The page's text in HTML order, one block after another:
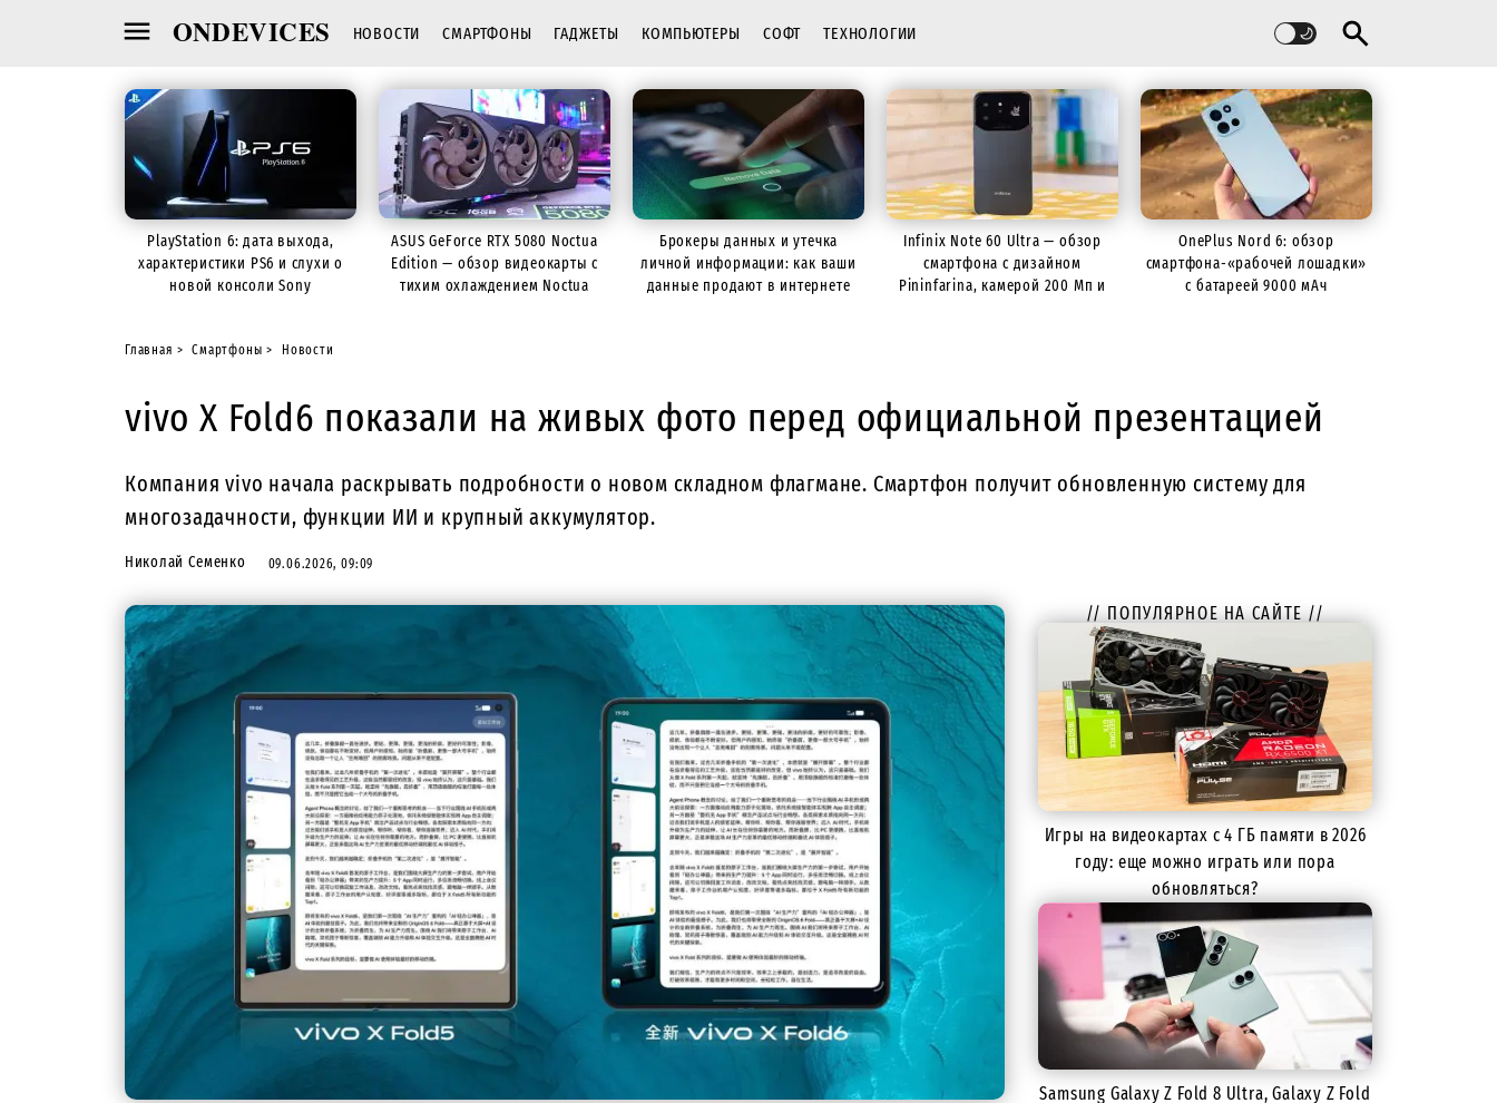
ONDEVICES НОВОСТИ СМАРТФОНЫ ГАДЖЕТЫ КОМПЬЮТЕРЫ СОФТ ТЕХНОЛОГИИ
PlayStation 6: дата выхода,
характеристики PS6 и слухи о
новой консоли Sony
ASUS GeForce RTX 5080 Noctua
Edition — обзор видеокарты с
тихим охлаждением Noctua
Брокеры данных и утечка
личной информации: как ваши
данные продают в интернете
Infinix Note 60 Ultra — обзор
смартфона с дизайном
Pininfarina, камерой 200 Мп и
OnePlus Nord 6: обзор
смартфона-«рабочей лошадки»
с батареей 9000 мАч
Главная Смартфоны Новости
vivo X Fold6 показали на живых фото перед официальной презентацией
Компания vivo начала раскрывать подробности о новом складном флагмане. Смартфон получит обновленную систему для
многозадачности, функции ИИ и крупный аккумулятор.
Николай Семенко 09.06.2026, 09:09
// ПОПУЛЯРНОЕ НА САЙТЕ //
Игры на видеокартах с 4 ГБ памяти в 2026
году: еще можно играть или пора
обновляться?
Samsung Galaxy Z Fold 8 Ultra, Galaxy Z Fold